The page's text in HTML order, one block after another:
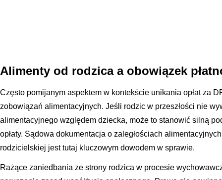
Alimenty od rodzica a obowiązek
Często pomijanym aspektem w kontekście unikania opłat za
zobowiązań alimentacyjnych. Jeśli rodzic w przeszłości nie
alimentacyjnego względem dziecka, może to stanowić silną
opłaty. Sądowa dokumentacja o zaległościach
rodzicielskiej jest tutaj kluczowym dowodem w sprawie.
Rażące zaniedbania ze strony rodzica w procesie